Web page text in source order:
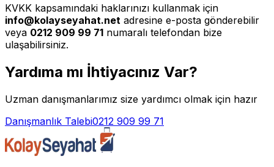
KVKK kapsamındaki haklarınızı kullanmak için
info@kolayseyahat.net adresine e-posta gönderebilir
veya 0212 909 99 71 numaralı telefondan bize
ulaşabilirsiniz.
Yardıma mı İhtiyacınız Var?
Uzman danışmanlarımız size yardımcı olmak için hazır
Danışmanlık Talebi0212 909 99 71